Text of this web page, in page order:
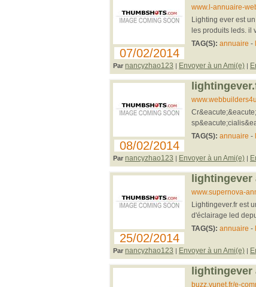
07/02/2014
www.l-annuaire-
Lighting ever est
les produits leds. il
TAG(S): annuaire -
Par nancyzhao123 | Envoyer à un Ami(e) |
08/02/2014
TAG(S): annuaire -
Par nancyzhao123 | Envoyer à un Ami(e) |
25/02/2014
lightingever
www.supernova-
Lightingever.fr est
d'éclairage led
TAG(S): annuaire -
Par nancyzhao123 | Envoyer à un Ami(e) |
lightingever
buzz.vunet.fr/e-